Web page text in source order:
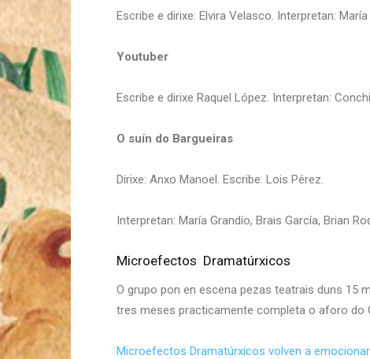
Escribe e dirixe: Elvira Velasco. Interpretan:
Youtuber
Escribe e dirixe Raquel López. Interpretan:
O suín do Bargueiras
Dirixe: Anxo Manoel. Escribe: Lois Pérez.
Interpretan: María Grandío, Brais García, Brian
Microefectos Dramatúrxicos
O grupo pon en escena pezas teatrais duns 15
tres meses practicamente completa o aforo do
Microefectos Dramatúrxicos volven a